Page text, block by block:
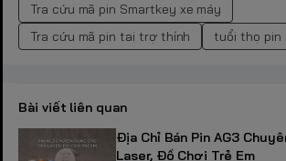
Tra cứu mã pin Smartkey xe máy
Tra cứu mã pin tai trợ thính
tuổi thọ pin
Bài viết liên quan
Địa Chỉ Bán Pin AG3
Laser, Đồ Chơi Trẻ Em